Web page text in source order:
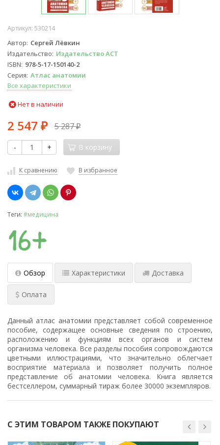
Артикул: 530214
Автор Сергей Лёвкин
Издательство Издательство АСТ
ISBN 978-5-17-150140-2
Серия Атлас анатомии
Все характеристики
Нет в наличии
2 547 ₽ 5 287₽
- + В корзину
К сравнению В избранное
Теги: #медицина
Обзор Характеристики Доставка
Оплата
Данный атлас анатомии представляет собой современное
пособие, содержащее основные сведения по строению,
расположению и функциям всех органов и систем
организма человека. Все разделы пособия сопровождаются
цветными иллюстрациями, что значительно облегчает
восприятие материала и позволяет получить полное
представление об анатомии человека. Книга является
бестселлером, суммарный тираж более 30000 экземпляров.
С ЭТИМ ТОВАРОМ ТАКЖЕ ПОКУПАЮТ